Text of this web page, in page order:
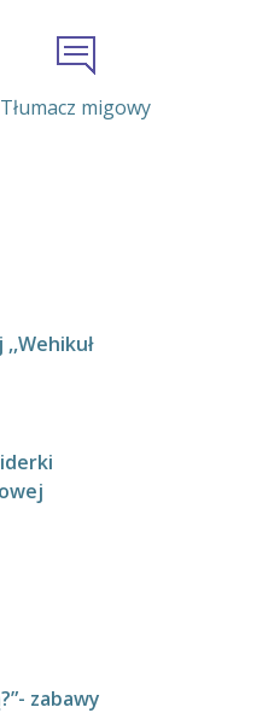
Tłumacz migowy
zabawy